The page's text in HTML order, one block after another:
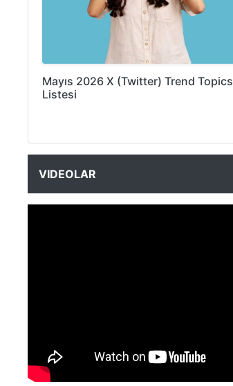
Mayıs 2026 X (Twitter) Trend Topics
Listesi
VIDEOLAR
NYXmag 2. Yaş Kutlama Etkinliği